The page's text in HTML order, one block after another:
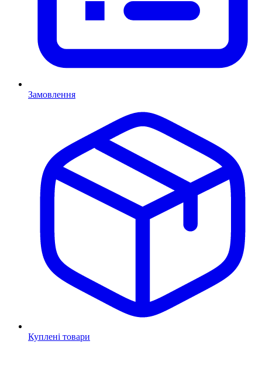
Замовлення
Куплені товари